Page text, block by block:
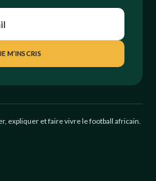
JE M’INSCRIS
expliquer et faire vivre le football africain.